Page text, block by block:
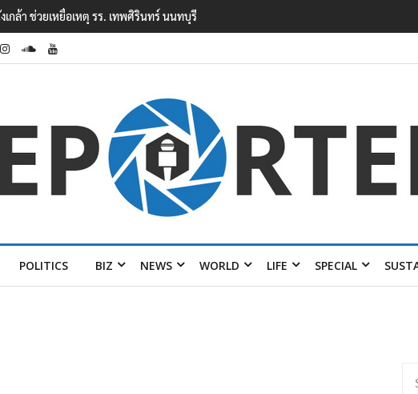
ในโรงเรียนเทพศิรินทร์ นนทบุรี พบเด็กก่อ
POLITICS BIZ NEWS WORLD LIFE SPECIAL